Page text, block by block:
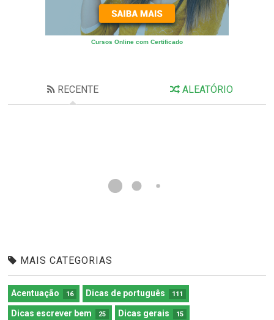
Cursos Online com Certificado
RECENTE ALEATÓRIO
MAIS CATEGORIAS
Acentuação 16 Dicas de português 111
Dicas escrever bem 25 Dicas gerais 15